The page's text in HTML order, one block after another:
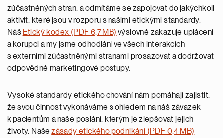
zúčastněných stran, a odmítáme se zapojovat do jakýchkoli
aktivit, které jsou v rozporu s našimi etickými standardy.
Náš Etický kodex (PDF 6,7 MB) výslovně zakazuje uplácení
a korupci a my jsme odhodláni ve všech interakcích
s externími zúčastněnými stranami prosazovat a dodržovat
odpovědné marketingové postupy.
Vysoké standardy etického chování nám pomáhají zajistit,
že svou činnost vykonáváme s ohledem na náš závazek
k pacientům a naše poslání, kterým je zlepšovat jejich
životy. Našezásady etického podnikání (PDF 0,4 MB)